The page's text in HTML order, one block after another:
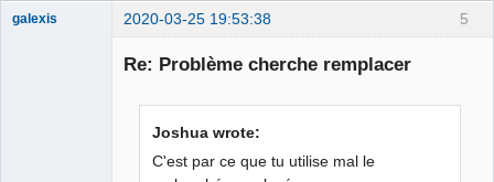
5
galexis 2020-03-25 19:53:38
Re: Problème cherche remplacer
Joshua wrote:
C'est par ce que tu utilise mal le